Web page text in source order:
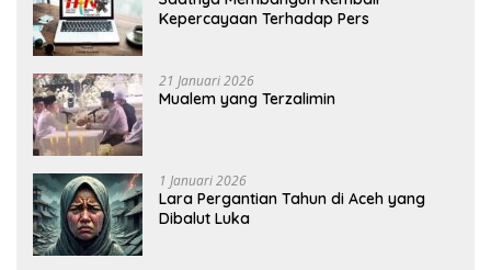
Kepercayaan Terhadap Pers
21 Januari 2026
Mualem yang Terzalimin
1 Januari 2026
Lara Pergantian Tahun di Aceh yang
Dibalut Luka